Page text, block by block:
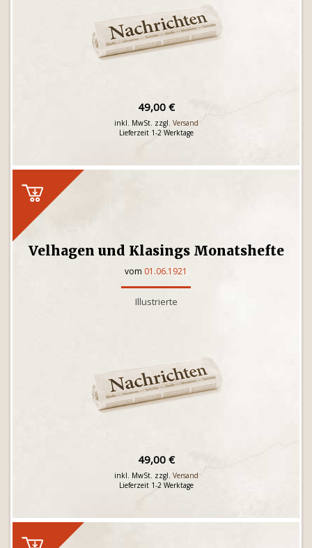
49,00 €
inkl. MwSt. zzgl. Versand
Lieferzeit 1-2 Werktage
Velhagen und Klasings Monatshefte
vom 01.06.1921
Illustrierte
49,00 €
inkl. MwSt. zzgl. Versand
Lieferzeit 1-2 Werktage